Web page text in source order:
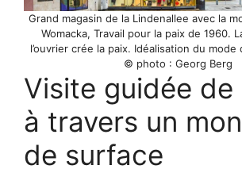
Grand magasin de la Lindenallee avec la
Womacka, Travail pour la paix de 1960.
l’ouvrier crée la paix. Idéalisation du
© photo : Georg Berg
Visite guidée de
à travers un
de surface